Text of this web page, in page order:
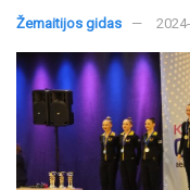
Žemaitijos gidas